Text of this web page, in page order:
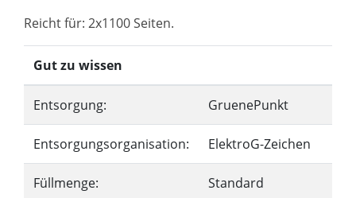
Reicht für: 2x1100 Seiten.
Gut zu wissen
Entsorgung: GruenePunkt
Entsorgungsorganisation: ElektroG-Zeichen
Füllmenge: Standard